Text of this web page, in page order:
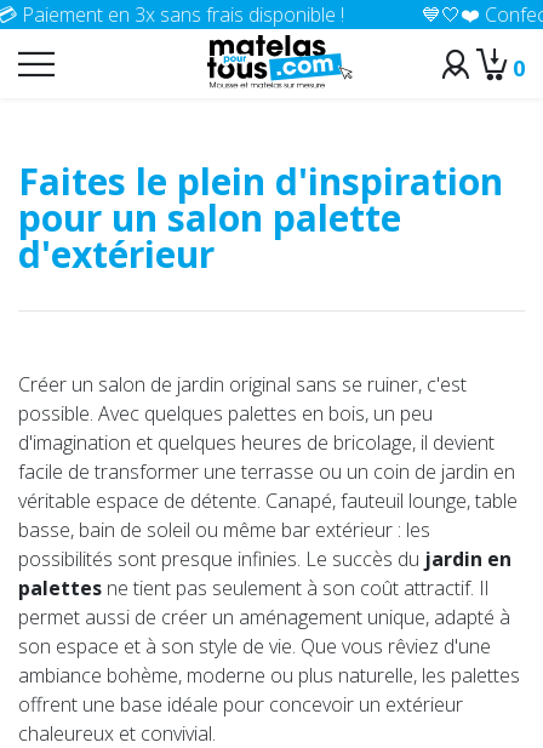
en 3x sans frais disponible ! 💙🤍❤️ Confection
0
Accueil
Faites le plein d'inspiration
pour un salon palette
d'extérieur
Créer un salon de jardin original sans se ruiner, c'est
possible. Avec quelques palettes en bois, un peu
d'imagination et quelques heures de bricolage, il devient
facile de transformer une terrasse ou un coin de jardin en
véritable espace de détente. Canapé, fauteuil lounge, table
basse, bain de soleil ou même bar extérieur : les
possibilités sont presque infinies. Le succès du jardin en
palettes ne tient pas seulement à son coût attractif. Il
permet aussi de créer un aménagement unique, adapté à
son espace et à son style de vie. Que vous rêviez d'une
ambiance bohème, moderne ou plus naturelle, les palettes
offrent une base idéale pour concevoir un extérieur
chaleureux et convivial.